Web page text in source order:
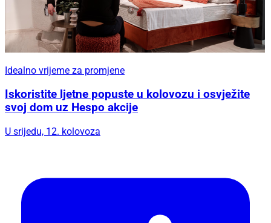
Idealno vrijeme za promjene
Iskoristite ljetne popuste u kolovozu i osvježite
svoj dom uz Hespo akcije
U srijedu, 12. kolovoza